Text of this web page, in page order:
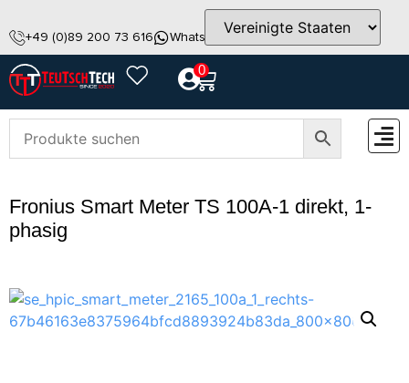
+49 (0)89 200 73 616 WhatsApp info@teutschtech.com
0
Fronius Smart Meter TS 100A-1 direkt, 1-
phasig